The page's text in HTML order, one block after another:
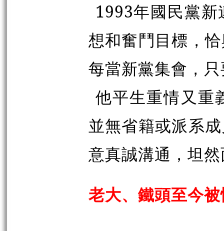
1993年國民黨
想和奮鬥目標，
每當新黨集會，
他平生重情又重
並無省籍或派系
意真誠溝通，坦
老大、鐵頭至今